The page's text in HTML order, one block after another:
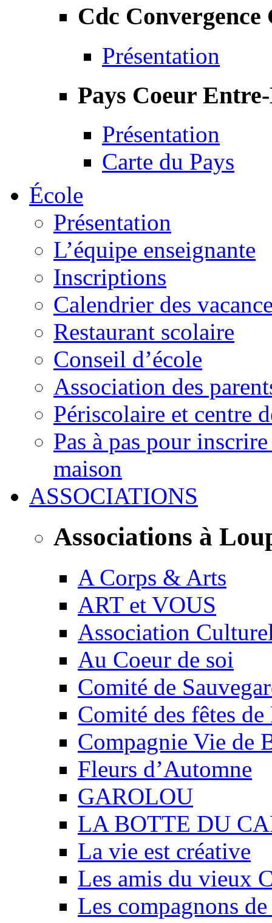
Cdc Convergence
Présentation
Pays Coeur
Présentation
Carte du Pays
École
Présentation
L’équipe enseignante
Inscriptions
Calendrier des
Restaurant scolaire
Conseil d’école
Association des
Périscolaire et centre
Pas à pas pour
maison
ASSOCIATIONS
Associations à
A Corps & Arts
ART et VOUS
Association
Au Coeur de soi
Comité de
Comité des fêtes
Compagnie Vie de
Fleurs d’Automne
GAROLOU
LA BOTTE DU
La vie est créative
Les amis du vieux
Les compagnons